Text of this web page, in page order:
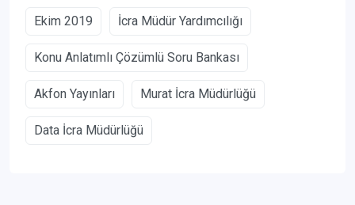
Ekim 2019 İcra Müdür Yardımcılığı
Konu Anlatımlı Çözümlü Soru Bankası
Akfon Yayınları Murat İcra Müdürlüğü
Data İcra Müdürlüğü